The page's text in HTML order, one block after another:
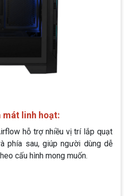
mát linh hoạt:
hỗ trợ nhiều vị trí lắp quạt
phía sau, giúp người dùng dễ
cấu hình mong muốn.